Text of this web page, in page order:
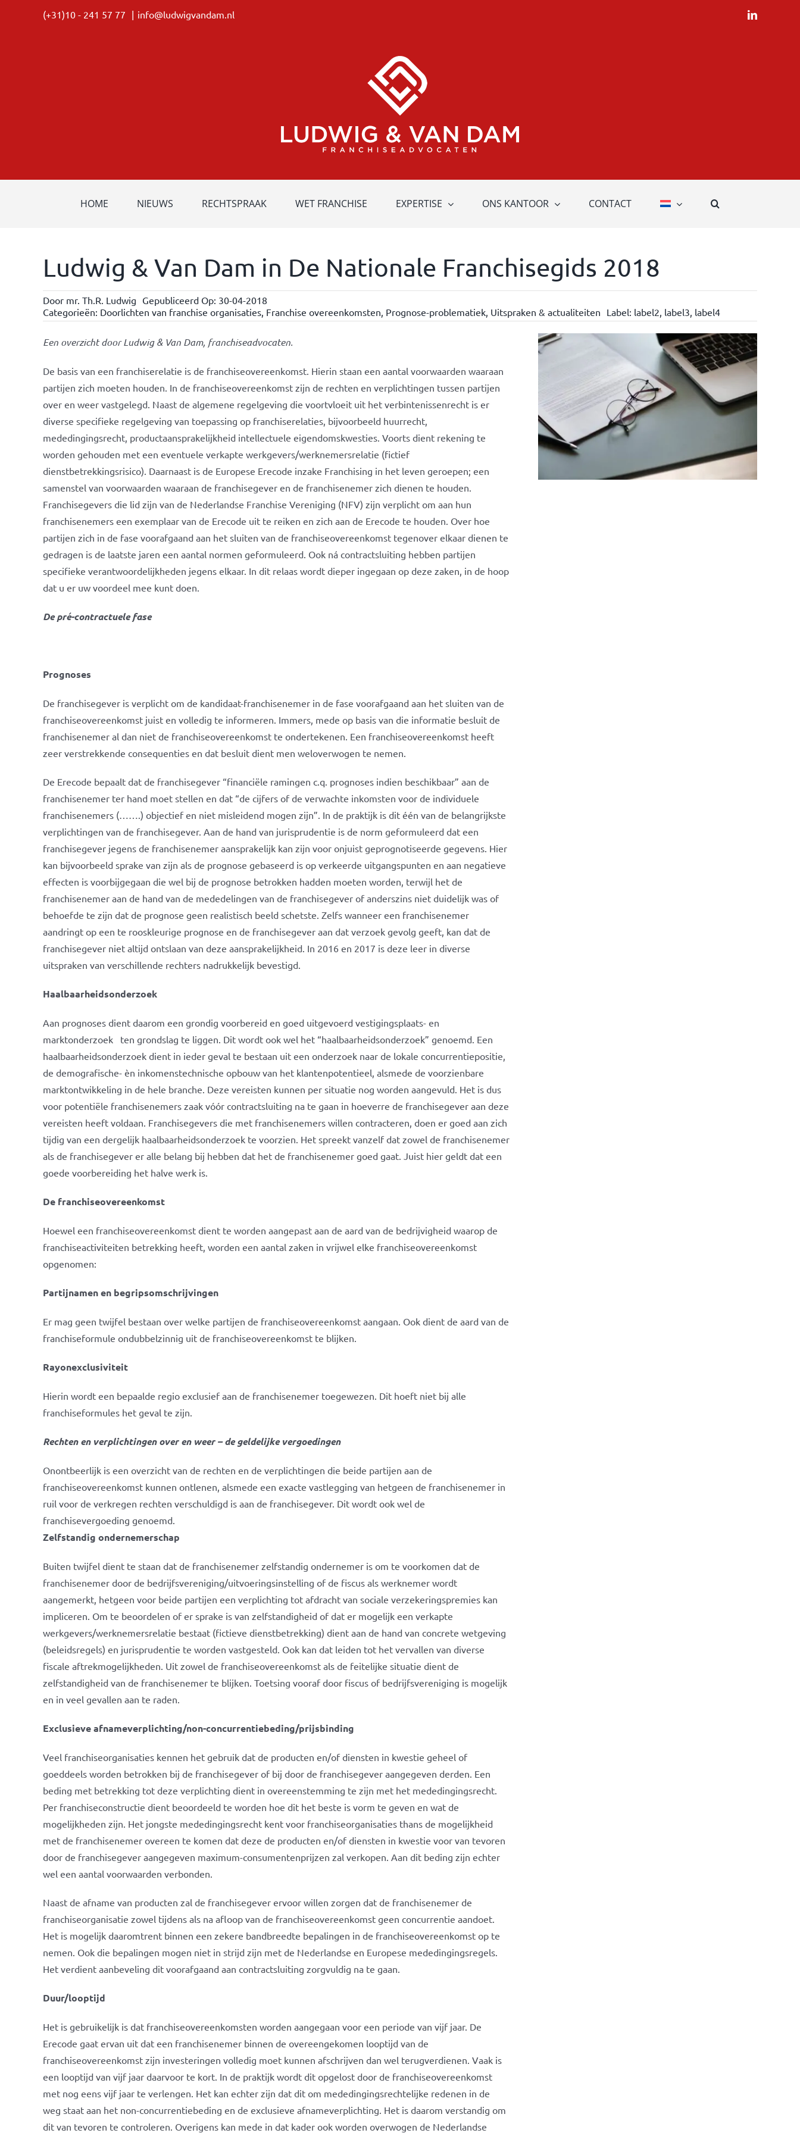
(+31)10 - 241 57 77 | info@ludwigvandam.nl LinkedIn
HOME NIEUWS RECHTSPRAAK WET FRANCHISE EXPERTISE ONS KANTOOR CONTACT
Ludwig & Van Dam in De Nationale Franchisegids 2018
Door mr. Th.R. Ludwig Gepubliceerd Op: 30-04-2018
Categorieën: Doorlichten van franchise organisaties, Franchise overeenkomsten, Prognose-problematiek, Uitspraken & actualiteiten Label: label2, label3, label4
Een overzicht door Ludwig & Van Dam, franchiseadvocaten.
De basis van een franchiserelatie is de franchiseovereenkomst. Hierin staan een aantal voorwaarden waaraan
partijen zich moeten houden. In de franchiseovereenkomst zijn de rechten en verplichtingen tussen partijen
over en weer vastgelegd. Naast de algemene regelgeving die voortvloeit uit het verbintenissenrecht is er
diverse specifieke regelgeving van toepassing op franchiserelaties, bijvoorbeeld huurrecht,
mededingingsrecht, productaansprakelijkheid intellectuele eigendomskwesties. Voorts dient rekening te
worden gehouden met een eventuele verkapte werkgevers/werknemersrelatie (fictief
dienstbetrekkingsrisico). Daarnaast is de Europese Erecode inzake Franchising in het leven geroepen; een
samenstel van voorwaarden waaraan de franchisegever en de franchisenemer zich dienen te houden.
Franchisegevers die lid zijn van de Nederlandse Franchise Vereniging (NFV) zijn verplicht om aan hun
franchisenemers een exemplaar van de Erecode uit te reiken en zich aan de Erecode te houden. Over hoe
partijen zich in de fase voorafgaand aan het sluiten van de franchiseovereenkomst tegenover elkaar dienen te
gedragen is de laatste jaren een aantal normen geformuleerd. Ook ná contractsluiting hebben partijen
specifieke verantwoordelijkheden jegens elkaar. In dit relaas wordt dieper ingegaan op deze zaken, in de hoop
dat u er uw voordeel mee kunt doen.
De pré-contractuele fase
Prognoses
De franchisegever is verplicht om de kandidaat-franchisenemer in de fase voorafgaand aan het sluiten van de
franchiseovereenkomst juist en volledig te informeren. Immers, mede op basis van die informatie besluit de
franchisenemer al dan niet de franchiseovereenkomst te ondertekenen. Een franchiseovereenkomst heeft
zeer verstrekkende consequenties en dat besluit dient men weloverwogen te nemen.
De Erecode bepaalt dat de franchisegever “financiële ramingen c.q. prognoses indien beschikbaar” aan de
franchisenemer ter hand moet stellen en dat “de cijfers of de verwachte inkomsten voor de individuele
franchisenemers (…….) objectief en niet misleidend mogen zijn”. In de praktijk is dit één van de belangrijkste
verplichtingen van de franchisegever. Aan de hand van jurisprudentie is de norm geformuleerd dat een
franchisegever jegens de franchisenemer aansprakelijk kan zijn voor onjuist geprognotiseerde gegevens. Hier
kan bijvoorbeeld sprake van zijn als de prognose gebaseerd is op verkeerde uitgangspunten en aan negatieve
effecten is voorbijgegaan die wel bij de prognose betrokken hadden moeten worden, terwijl het de
franchisenemer aan de hand van de mededelingen van de franchisegever of anderszins niet duidelijk was of
behoefde te zijn dat de prognose geen realistisch beeld schetste. Zelfs wanneer een franchisenemer
aandringt op een te rooskleurige prognose en de franchisegever aan dat verzoek gevolg geeft, kan dat de
franchisegever niet altijd ontslaan van deze aansprakelijkheid. In 2016 en 2017 is deze leer in diverse
uitspraken van verschillende rechters nadrukkelijk bevestigd.
Haalbaarheidsonderzoek
Aan prognoses dient daarom een grondig voorbereid en goed uitgevoerd vestigingsplaats- en
marktonderzoek ten grondslag te liggen. Dit wordt ook wel het “haalbaarheidsonderzoek” genoemd. Een
haalbaarheidsonderzoek dient in ieder geval te bestaan uit een onderzoek naar de lokale concurrentiepositie,
de demografische- èn inkomenstechnische opbouw van het klantenpotentieel, alsmede de voorzienbare
marktontwikkeling in de hele branche. Deze vereisten kunnen per situatie nog worden aangevuld. Het is dus
voor potentiële franchisenemers zaak vóór contractsluiting na te gaan in hoeverre de franchisegever aan deze
vereisten heeft voldaan. Franchisegevers die met franchisenemers willen contracteren, doen er goed aan zich
tijdig van een dergelijk haalbaarheidsonderzoek te voorzien. Het spreekt vanzelf dat zowel de franchisenemer
als de franchisegever er alle belang bij hebben dat het de franchisenemer goed gaat. Juist hier geldt dat een
goede voorbereiding het halve werk is.
De franchiseovereenkomst
Hoewel een franchiseovereenkomst dient te worden aangepast aan de aard van de bedrijvigheid waarop de
franchiseactiviteiten betrekking heeft, worden een aantal zaken in vrijwel elke franchiseovereenkomst
opgenomen:
Partijnamen en begripsomschrijvingen
Er mag geen twijfel bestaan over welke partijen de franchiseovereenkomst aangaan. Ook dient de aard van de
franchiseformule ondubbelzinnig uit de franchiseovereenkomst te blijken.
Rayonexclusiviteit
Hierin wordt een bepaalde regio exclusief aan de franchisenemer toegewezen. Dit hoeft niet bij alle
franchiseformules het geval te zijn.
Rechten en verplichtingen over en weer – de geldelijke vergoedingen
Onontbeerlijk is een overzicht van de rechten en de verplichtingen die beide partijen aan de
franchiseovereenkomst kunnen ontlenen, alsmede een exacte vastlegging van hetgeen de franchisenemer in
ruil voor de verkregen rechten verschuldigd is aan de franchisegever. Dit wordt ook wel de
franchisevergoeding genoemd.
Zelfstandig ondernemerschap
Buiten twijfel dient te staan dat de franchisenemer zelfstandig ondernemer is om te voorkomen dat de
franchisenemer door de bedrijfsvereniging/uitvoeringsinstelling of de fiscus als werknemer wordt
aangemerkt, hetgeen voor beide partijen een verplichting tot afdracht van sociale verzekeringspremies kan
impliceren. Om te beoordelen of er sprake is van zelfstandigheid of dat er mogelijk een verkapte
werkgevers/werknemersrelatie bestaat (fictieve dienstbetrekking) dient aan de hand van concrete wetgeving
(beleidsregels) en jurisprudentie te worden vastgesteld. Ook kan dat leiden tot het vervallen van diverse
fiscale aftrekmogelijkheden. Uit zowel de franchiseovereenkomst als de feitelijke situatie dient de
zelfstandigheid van de franchisenemer te blijken. Toetsing vooraf door fiscus of bedrijfsvereniging is mogelijk
en in veel gevallen aan te raden.
Exclusieve afnameverplichting/non-concurrentiebeding/prijsbinding
Veel franchiseorganisaties kennen het gebruik dat de producten en/of diensten in kwestie geheel of
goeddeels worden betrokken bij de franchisegever of bij door de franchisegever aangegeven derden. Een
beding met betrekking tot deze verplichting dient in overeenstemming te zijn met het mededingingsrecht.
Per franchiseconstructie dient beoordeeld te worden hoe dit het beste is vorm te geven en wat de
mogelijkheden zijn. Het jongste mededingingsrecht kent voor franchiseorganisaties thans de mogelijkheid
met de franchisenemer overeen te komen dat deze de producten en/of diensten in kwestie voor van tevoren
door de franchisegever aangegeven maximum-consumentenprijzen zal verkopen. Aan dit beding zijn echter
wel een aantal voorwaarden verbonden.
Naast de afname van producten zal de franchisegever ervoor willen zorgen dat de franchisenemer de
franchiseorganisatie zowel tijdens als na afloop van de franchiseovereenkomst geen concurrentie aandoet.
Het is mogelijk daaromtrent binnen een zekere bandbreedte bepalingen in de franchiseovereenkomst op te
nemen. Ook die bepalingen mogen niet in strijd zijn met de Nederlandse en Europese mededingingsregels.
Het verdient aanbeveling dit voorafgaand aan contractsluiting zorgvuldig na te gaan.
Duur/looptijd
Het is gebruikelijk is dat franchiseovereenkomsten worden aangegaan voor een periode van vijf jaar. De
Erecode gaat ervan uit dat een franchisenemer binnen de overeengekomen looptijd van de
franchiseovereenkomst zijn investeringen volledig moet kunnen afschrijven dan wel terugverdienen. Vaak is
een looptijd van vijf jaar daarvoor te kort. In de praktijk wordt dit opgelost door de franchiseovereenkomst
met nog eens vijf jaar te verlengen. Het kan echter zijn dat dit om mededingingsrechtelijke redenen in de
weg staat aan het non-concurrentiebeding en de exclusieve afnameverplichting. Het is daarom verstandig om
dit van tevoren te controleren. Overigens kan mede in dat kader ook worden overwogen de Nederlandse